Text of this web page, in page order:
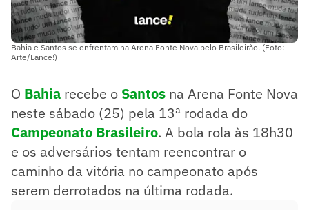
Bahia e Santos se enfrentam na Arena Fonte Nova pelo Brasileirão. (Foto:
Arte/Lance!)
O Bahia recebe o Santos na Arena Fonte Nova
neste sábado (25) pela 13ª rodada do
Campeonato Brasileiro. A bola rola às 18h30
e os adversários tentam reencontrar o
caminho da vitória no campeonato após
serem derrotados na última rodada.